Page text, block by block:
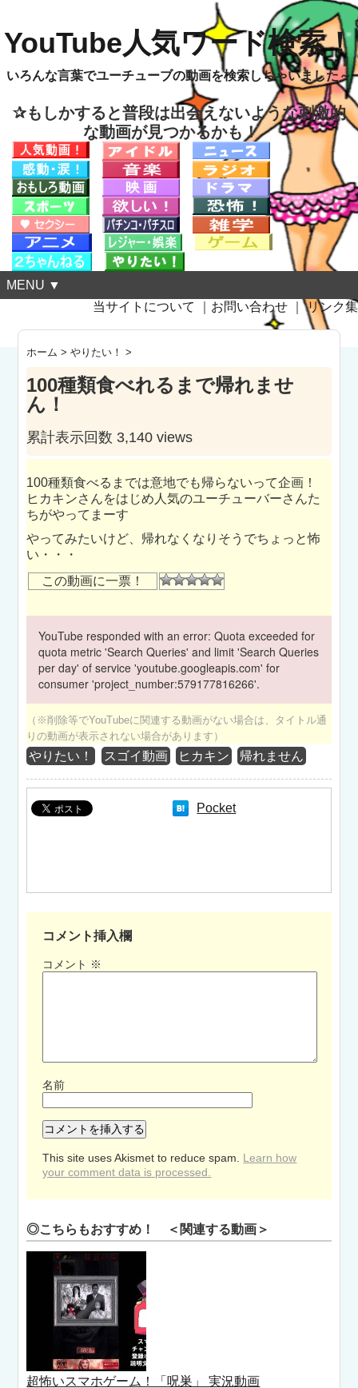
YouTube人気ワード検索！
いろんな言葉でユーチューブの動画を検索しちゃいました～
✰もしかすると普段は出会えないような刺激的
な動画が見つかるかも！
MENU ▼
当サイトについて
お問い合わせ ｜リンク集
ホーム >やりたい！ >
100種類食べれるまで帰れませ
ん！
累計表示回数 3,140 views
100種類食べるまでは意地でも帰らないって企画！
ヒカキンさんをはじめ人気のユーチューバーさんた
ちがやってまーす
やってみたいけど、帰れなくなりそうでちょっと怖
い・・・
この動画に一票！
YouTube responded with an error: Quota exceeded for
quota metric 'Search Queries' and limit 'Search Queries
per day' of service 'youtube.googleapis.com' for
consumer 'project_number:579177816266'.
（※削除等でYouTubeに関連する動画がない場合は、タイトル通
りの動画が表示されない場合があります）
やりたい！ スゴイ動画 ヒカキン 帰れません
Pocket
コメント挿入欄
コメント ※
名前
This site uses Akismet to reduce spam. Learn how
your comment data is processed.
◎こちらもおすすめ！ ＜関連する動画＞
超怖いスマホゲーム！「呪巣」 実況動画